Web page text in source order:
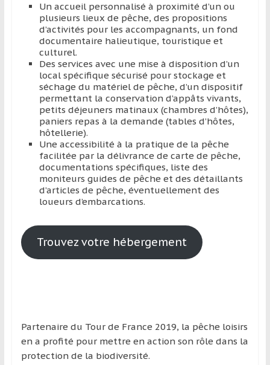
Un accueil personnalisé à proximité d’un ou
plusieurs lieux de pêche, des propositions
d’activités pour les accompagnants, un fond
documentaire halieutique, touristique et
culturel.
Des services avec une mise à disposition d’un
local spécifique sécurisé pour stockage et
séchage du matériel de pêche, d’un dispositif
permettant la conservation d’appâts vivants,
petits déjeuners matinaux (chambres d’hôtes),
paniers repas à la demande (tables d’hôtes,
hôtellerie).
Une accessibilité à la pratique de la pêche
facilitée par la délivrance de carte de pêche,
documentations spécifiques, liste des
moniteurs guides de pêche et des détaillants
d’articles de pêche, éventuellement des
loueurs d’embarcations.
Trouvez votre hébergement
Partenaire du Tour de France 2019, la pêche loisirs
en a profité pour mettre en action son rôle dans la
protection de la biodiversité.